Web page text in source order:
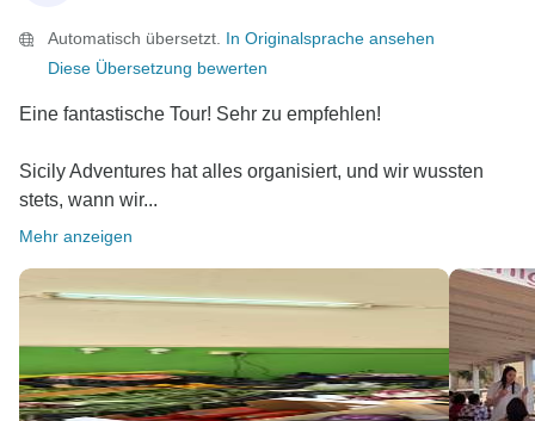
Automatisch übersetzt. In Originalsprache ansehen
Diese Übersetzung bewerten
Eine fantastische Tour! Sehr zu empfehlen!
Sicily Adventures hat alles organisiert, und wir wussten
stets, wann wir...
Mehr anzeigen